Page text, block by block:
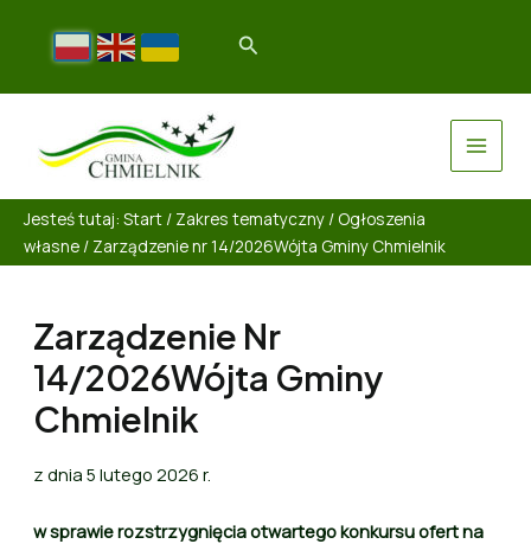
Jesteś tutaj: Start / Zakres tematyczny / Ogłoszenia
własne / Zarządzenie nr 14/2026Wójta Gminy Chmielnik
Zarządzenie Nr
14/2026Wójta Gminy
Chmielnik
z dnia 5 lutego 2026 r.
w sprawie rozstrzygnięcia otwartego konkursu ofert na